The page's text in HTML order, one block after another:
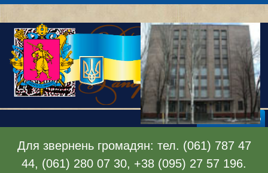
Раскрыть меню
Для звернень громадян: тел. (061) 787 47
44, (061) 280 07 30, +38 (095) 27 57 196.